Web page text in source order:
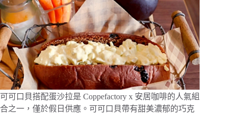
可可口貝搭配蛋沙拉是 Coppefactory x 安居咖啡的人氣組
合之一，僅於假日供應。可可口貝帶有甜美濃郁的巧克